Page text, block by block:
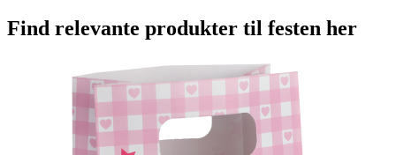
Find relevante produkter til festen her